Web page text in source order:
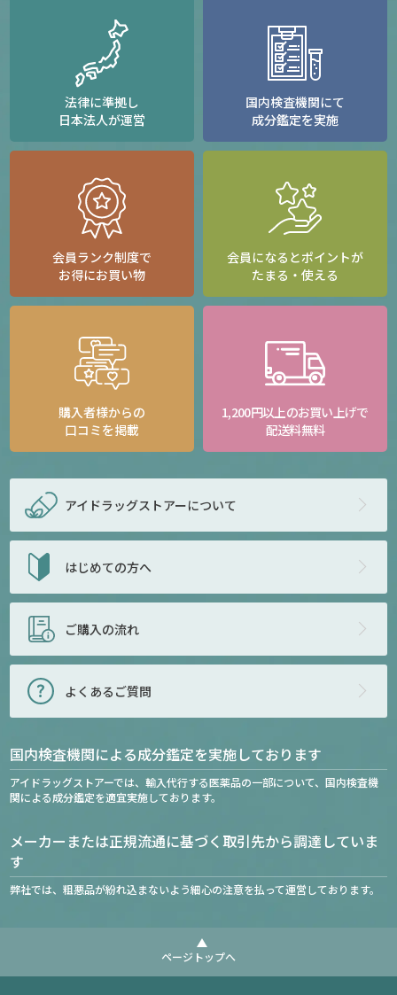
法律に準拠し
日本法人が運営
国内検査機関にて
成分鑑定を実施
会員ランク制度で
お得にお買い物
会員になるとポイントが
たまる・使える
購入者様からの
口コミを掲載
1,200円以上のお買い上げで
配送料無料
アイドラッグストアーについて
はじめての方へ
ご購入の流れ
よくあるご質問
国内検査機関による成分鑑定を実施しております
アイドラッグストアーでは、輸入代行する医薬品の一部について、国内検査機
関による成分鑑定を適宜実施しております。
メーカーまたは正規流通に基づく取引先から調達していま
す
弊社では、粗悪品が紛れ込まないよう細心の注意を払って運営しております。
ページトップへ